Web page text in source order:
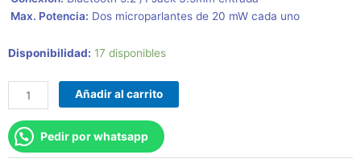
 Max. Potencia: Dos microparlantes de 20 mW cada uno
Disponibilidad: 17 disponibles
Auricular
Klip
Kwh-
010pr
Zoundtune
Añadir al carrito
Pedir por whatsapp